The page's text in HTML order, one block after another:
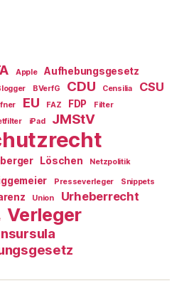
Apple
Aufhebungsgesetz
BVerfG CDU Censilia CSU
EU FAZ FDP
Filter
iPad JMStV
Löschen Netzpolitik
Presseverleger
Snippets
Union Urheberrecht
Verleger